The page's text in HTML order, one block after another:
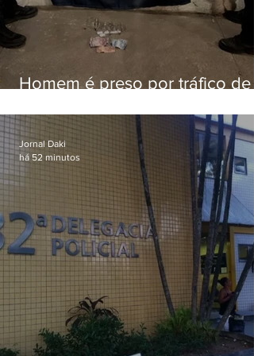
Homem é preso por tráfico de
Jornal Daki
há 52 minutos